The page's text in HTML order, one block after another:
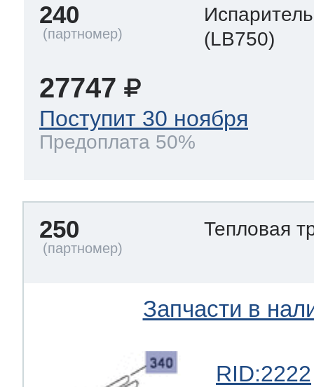
240
Испаритель
(LB750)
27747
Поступит 30 ноября
Предоплата 50%
250 Тепловая
Запчасти в
RID:2222